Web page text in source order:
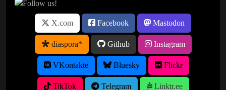
X.com Facebook Mastodon
diaspora* Github Instagram
VKontakte Bluesky Flickr
TikTok Telegram Linktr.ee